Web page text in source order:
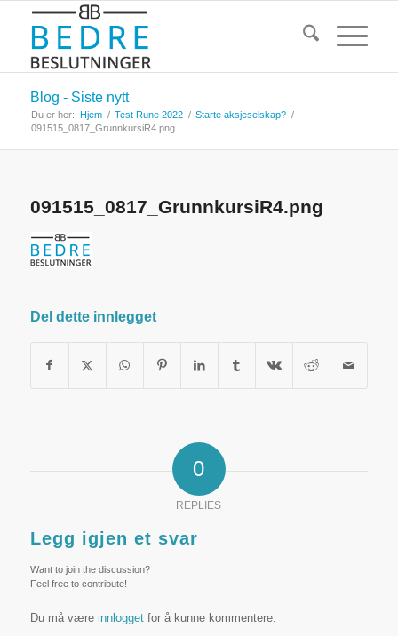
Blog - Siste nytt
Du er her: Hjem / Test Rune 2022 / Starte aksjeselskap? /
091515_0817_GrunnkursiR4.png
091515_0817_GrunnkursiR4.png
Del dette innlegget
0
REPLIES
Legg igjen et svar
Want to join the discussion?
Feel free to contribute!
Du må være innloggetfor å kunne kommentere.